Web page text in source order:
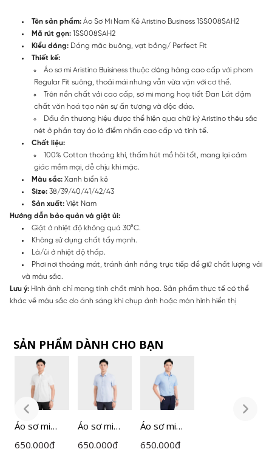
Tên sản phẩm: Áo Sơ Mi Nam Kẻ Aristino Business 1SS008SAH2
Mã rút gọn: 1SS008SAH2
Kiểu dáng: Dáng mặc buông, vạt bằng/ Perfect Fit
Thiết kế:
Áo sơ mi Aristino Buisiness thuộc dòng hàng cao cấp với phom
Regular Fit suông, thoải mái nhưng vẫn vừa vặn với cơ thể.
Trên nền chất vải cao cấp, sơ mi mang hoạ tiết Đan Lát đậm
chất văn hoá tạo nên sự ấn tượng và độc đáo.
Dấu ấn thương hiệu được thể hiện qua chữ ký Aristino thêu sắc
nét ở phần tay áo là điểm nhấn cao cấp và tinh tế.
Chất liệu:
100% Cotton thoáng khí, thấm hút mồ hôi tốt, mang lại cảm
giác mềm mại, dễ chịu khi mặc.
Màu sắc: Xanh biển kẻ
Size: 38/39/40/41/42/43
Sản xuất: Việt Nam
Hướng dẫn bảo quản và giặt ủi:
Giặt ở nhiệt độ không quá 30°C.
Không sử dụng chất tẩy mạnh.
Là/ủi ở nhiệt độ thấp.
Phơi nơi thoáng mát, tránh ánh nắng trực tiếp để giữ chất lượng vải
và màu sắc.
Lưu ý: Hình ảnh chỉ mang tính chất minh họa. Sản phẩm thực tế có thể
khác về màu sắc do ánh sáng khi chụp ảnh hoặc màn hình hiển thị
SẢN PHẨM DÀNH CHO BẠN
Áo sơ mi
ngắn tay
650.000đ
Áo sơ mi
ngắn tay
650.000đ
Áo sơ mi
ngắn tay
650.000đ